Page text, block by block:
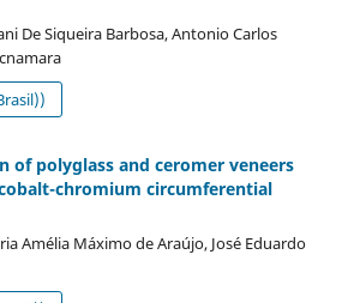
De Siqueira Barbosa, Antonio Carlos
of polyglass and ceromer veneers
chromium circumferential
Amélia Máximo de Araújo, José Eduardo